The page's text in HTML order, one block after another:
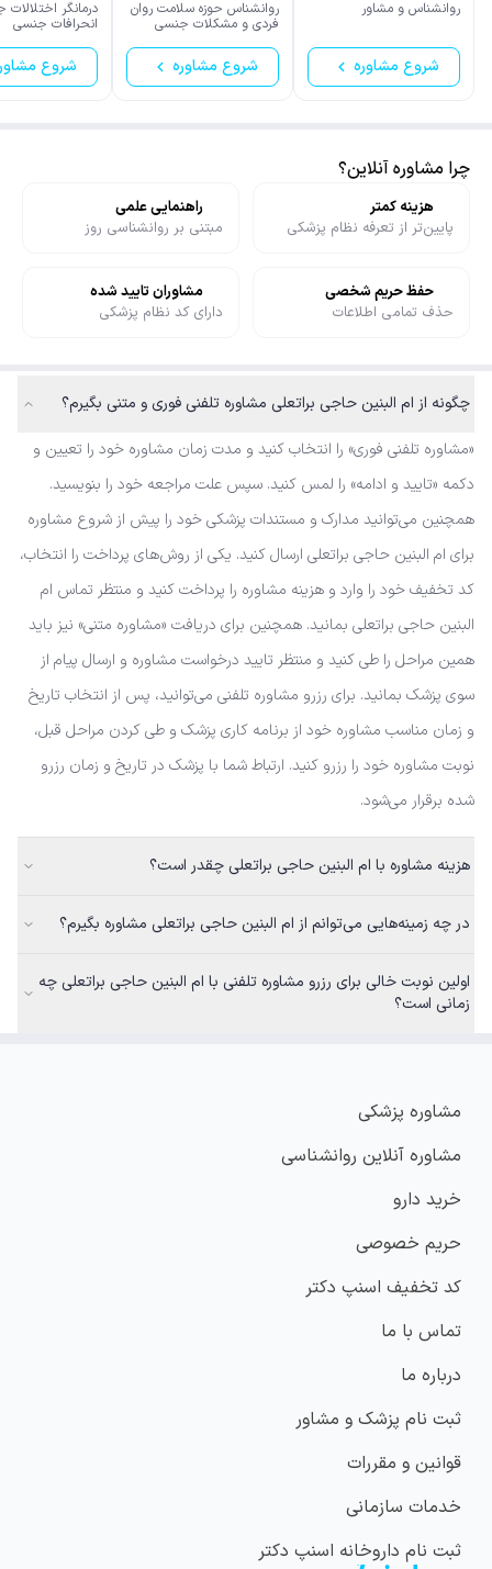
روانشناس و مشاور
شروع مشاوره
روانشناس حوزه سلامت روان
فردی و مشکلات جنسی
شروع مشاوره
درمانگر
انحرافات جنسی
شروع
چرا مشاوره آنلاین؟
هزینه کمتر
پایین‌تر از تعرفه نظام پزشکی
راهنمایی علمی
مبتنی بر روانشناسی روز
حفظ حریم شخصی
حذف تمامی اطلاعات
مشاوران تایید شده
دارای کد نظام پزشکی
چگونه از ام البنین حاجی براتعلی مشاوره تلفنی فوری و متنی بگیرم؟
«مشاوره تلفنی فوری» را انتخاب کنید و مدت زمان مشاوره خود را تعیین و
دکمه «تایید و ادامه» را لمس کنید. سپس علت مراجعه خود را بنویسید.
همچنین می‌توانید مدارک و مستندات پزشکی خود را پیش از شروع مشاوره
برای ام البنین حاجی براتعلی ارسال کنید. یکی از روش‌های پرداخت را انتخاب،
کد تخفیف خود را وارد و هزینه مشاوره را پرداخت کنید و منتظر تماس ام
البنین حاجی براتعلی بمانید. همچنین برای دریافت «مشاوره متنی» نیز باید
همین مراحل را طی کنید و منتظر تایید درخواست مشاوره و ارسال پیام از
سوی پزشک بمانید. برای رزرو مشاوره تلفنی می‌توانید، پس از انتخاب تاریخ
و زمان مناسب مشاوره خود از برنامه کاری پزشک و طی کردن مراحل قبل،
نوبت مشاوره خود را رزرو کنید. ارتباط شما با پزشک در تاریخ و زمان رزرو
شده برقرار می‌شود.
هزینه مشاوره با ام البنین حاجی براتعلی چقدر است؟
در چه زمینه‌هایی می‌توانم از ام البنین حاجی براتعلی مشاوره بگیرم؟
اولین نوبت خالی برای رزرو مشاوره تلفنی با ام البنین حاجی براتعلی چه
زمانی است؟
مشاوره پزشکی
مشاوره آنلاین روانشناسی
خرید دارو
حریم خصوصی
کد تخفیف اسنپ دکتر
تماس با ما
درباره ما
ثبت نام پزشک و مشاور
قوانین و مقررات
خدمات سازمانی
ثبت نام داروخانه اسنپ دکتر